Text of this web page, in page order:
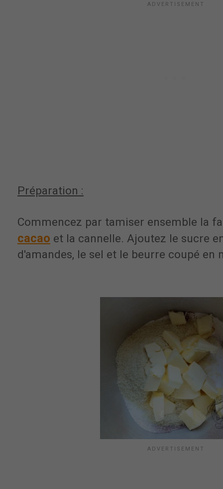
Préparation :
Commencez par tamiser ensemble la
cacao et la cannelle. Ajoutez le sucre
d'amandes, le sel et le beurre coupé en